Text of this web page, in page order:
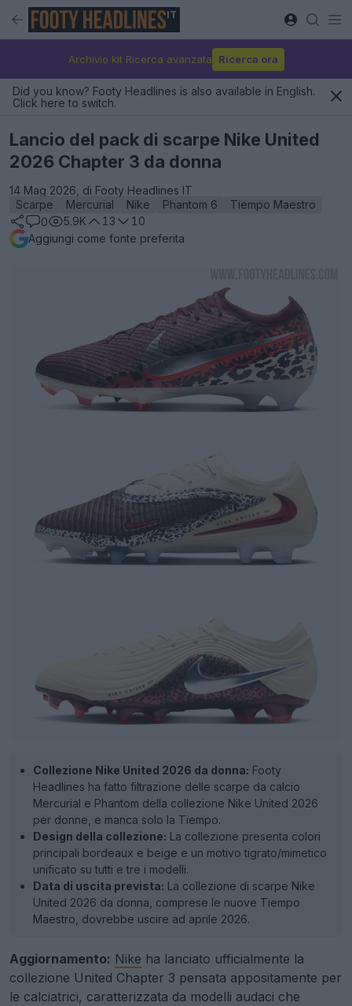
IT
Archivio kit Ricerca avanzata Ricerca ora
Did you know? Footy Headlines is also available in English.
Click here to switch.
Lancio del pack di scarpe Nike United
2026 Chapter 3 da donna
14 Mag 2026, di Footy Headlines IT
Scarpe
Mercurial Nike Phantom 6
Tiempo Maestro
0
5.9K 13
10
Aggiungi come fonte preferita
Collezione Nike United 2026 da donna: Footy
Headlines ha fatto filtrazione delle scarpe da calcio
Mercurial e Phantom della collezione Nike United 2026
per donne, e manca solo la Tiempo.
Design della collezione: La collezione presenta colori
principali bordeaux e beige e un motivo tigrato/mimetico
unificato su tutti e tre i modelli.
Data di uscita prevista: La collezione di scarpe Nike
United 2026 da donna, comprese le nuove Tiempo
Maestro, dovrebbe uscire ad aprile 2026.
Aggiornamento: Nike ha lanciato ufficialmente la
collezione United Chapter 3 pensata appositamente per
le calciatrici, caratterizzata da modelli audaci che